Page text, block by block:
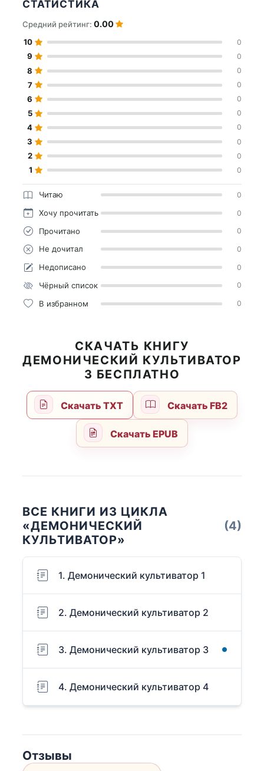
СТАТИСТИКА
Средний рейтинг: 0.00
10 0
9 0
8 0
7 0
6 0
5 0
4 0
3 0
2 0
1 0
Читаю 0
Хочу прочитать 0
Прочитано 0
Не дочитал 0
Недописано 0
Чёрный список 0
В избранном 0
СКАЧАТЬ КНИГУ
ДЕМОНИЧЕСКИЙ КУЛЬТИВАТОР
3 БЕСПЛАТНО
Скачать TXT Скачать FB2
Скачать EPUB
ВСЕ КНИГИ ИЗ ЦИКЛА
«ДЕМОНИЧЕСКИЙ
КУЛЬТИВАТОР»
(4)
1. Демонический культиватор 1
2. Демонический культиватор 2
3. Демонический культиватор 3
4. Демонический культиватор 4
Отзывы